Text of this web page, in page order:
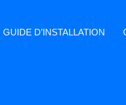
GUIDE D’INSTALLATION